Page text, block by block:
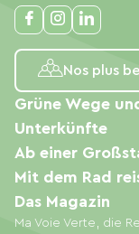
Nos plus
Ma Voie Verte, die
Grüne Wege
Unterkünfte
Ab einer
Mit dem Rad
Das Magazin